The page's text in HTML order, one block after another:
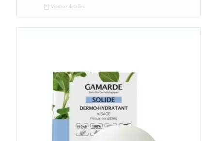
Mostrar detalles